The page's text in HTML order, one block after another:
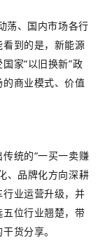
荡、国内市场各行
到的是，新能源
家“以旧换新”政
商业模式、价值
统的“一买一卖赚
、品牌化方向深耕
业运营升级，并
位行业翘楚，带
货分享。